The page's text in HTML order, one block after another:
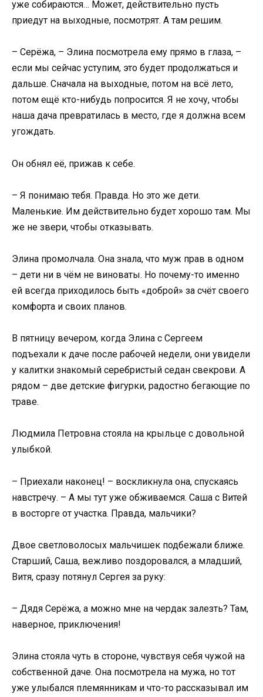
уже собираются… Может, действительно пусть
приедут на выходные, посмотрят. А там решим.
– Серёжа, – Элина посмотрела ему прямо в глаза, –
если мы сейчас уступим, это будет продолжаться и
дальше. Сначала на выходные, потом на всё лето,
потом ещё кто-нибудь попросится. Я не хочу, чтобы
наша дача превратилась в место, где я должна всем
угождать.
Он обнял её, прижав к себе.
– Я понимаю тебя. Правда. Но это же дети.
Маленькие. Им действительно будет хорошо там. Мы
же не звери, чтобы отказывать.
Элина промолчала. Она знала, что муж прав в одном
– дети ни в чём не виноваты. Но почему-то именно
ей всегда приходилось быть «доброй» за счёт своего
комфорта и своих планов.
В пятницу вечером, когда Элина с Сергеем
подъехали к даче после рабочей недели, они увидели
у калитки знакомый серебристый седан свекрови. А
рядом – две детские фигурки, радостно бегающие по
траве.
Людмила Петровна стояла на крыльце с довольной
улыбкой.
– Приехали наконец! – воскликнула она, спускаясь
навстречу. – А мы тут уже обживаемся. Саша с Витей
в восторге от участка. Правда, мальчики?
Двое светловолосых мальчишек подбежали ближе.
Старший, Саша, вежливо поздоровался, а младший,
Витя, сразу потянул Сергея за руку:
– Дядя Серёжа, а можно мне на чердак залезть? Там,
наверное, приключения!
Элина стояла чуть в стороне, чувствуя себя чужой на
собственной даче. Она посмотрела на мужа, но тот
уже улыбался племянникам и что-то рассказывал им